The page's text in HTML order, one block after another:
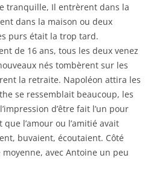
tranquille, Il entrèrent dans la
dans la maison ou deux
purs était la trop tard.
de 16 ans, tous les deux venez
nés tombèrent sur les
la retraite. Napoléon attira les
se ressemblait beaucoup, les
d’être fait l’un pour
l’amour ou l’amitié avait
buvaient, écoutaient. Côté
avec Antoine un peu